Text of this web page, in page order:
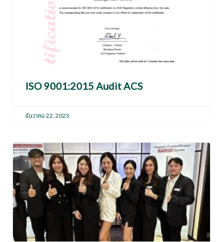
ISO 9001:2015 Audit ACS
ธันวาคม 22, 2023